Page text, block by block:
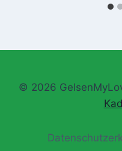
© 2026